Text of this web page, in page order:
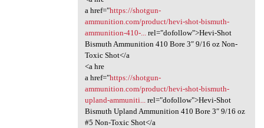
a href="https://shotgun-
ammunition.com/product/hevi-shot-bismuth-
ammunition-410-...rel="dofollow">Hevi-Shot
Bismuth Ammunition 410 Bore 3″ 9/16 oz Non-
Toxic Shot</a
<a hre
a href="https://shotgun-
ammunition.com/product/hevi-shot-bismuth-
upland-ammuniti...rel="dofollow">Hevi-Shot
Bismuth Upland Ammunition 410 Bore 3″ 9/16 oz
#5 Non-Toxic Shot</a